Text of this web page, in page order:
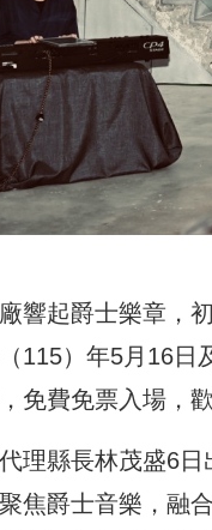
響起爵士樂章，
115）年5月16日
免費免票入場，
理縣長林茂盛6
焦爵士音樂，融